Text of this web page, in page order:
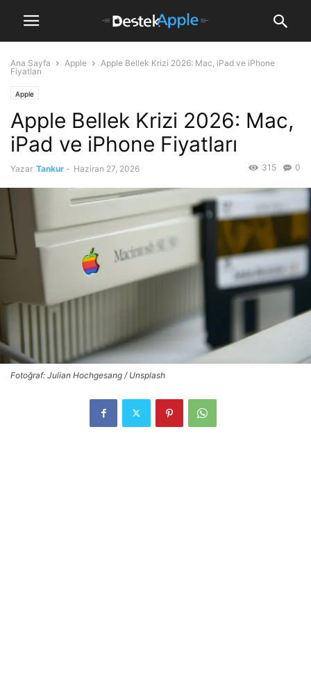
Ana Sayfa Apple
Apple Bellek Krizi 2026: Mac, iPad ve iPhone
Fiyatları
Apple
Apple Bellek Krizi 2026: Mac,
iPad ve iPhone Fiyatları
Yazar Tankur - Haziran 27, 2026 0
315
Fotoğraf: Julian Hochgesang / Unsplash